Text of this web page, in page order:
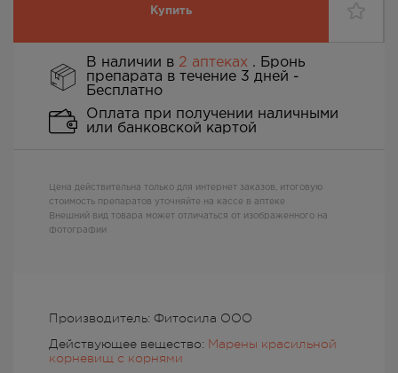
Купить
Производитель: Фитосила ООО
Действующее вещество: Марены красильной
корневищ с корнями
В наличии в 2 аптеках . Бронь
препарата в течение 3 дней -
Бесплатно
Оплата при получении наличными
или банковской картой
Цена действительна только для интернет заказов, итоговую
стоимость препаратов уточняйте на кассе в аптеке
Внешний вид товара может отличаться от изображенного на
фотографии